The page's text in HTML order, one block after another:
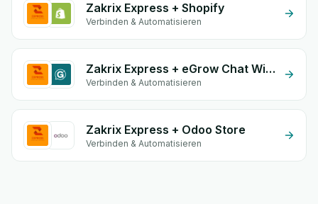
Zakrix Express + Shopify
Verbinden & Automatisieren
Zakrix Express + eGrow Chat Widget
Verbinden & Automatisieren
Zakrix Express + Odoo Store
Verbinden & Automatisieren